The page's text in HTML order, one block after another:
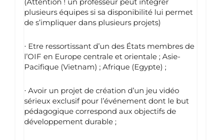
(Attention ! un professeur peut intégrer
plusieurs équipes si sa disponibilité lui permet
de s’impliquer dans plusieurs projets)
∙ Etre ressortissant d’un des États membres de
l’OIF en Europe centrale et orientale ; Asie-
Pacifique (Vietnam) ; Afrique (Egypte) ;
∙ Avoir un projet de création d’un jeu vidéo
sérieux exclusif pour l’événement dont le but
pédagogique correspond aux objectifs de
développement durable ;